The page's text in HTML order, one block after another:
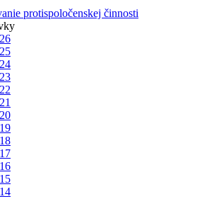
protispoločenskej činnosti